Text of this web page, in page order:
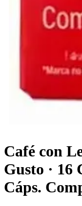
Café con
Gusto · 16
Cáps.